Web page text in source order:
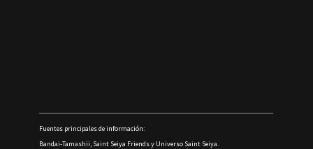
Fuentes principales de información:
Bandai-Tamashii, Saint Seiya Friends y Universo Saint Seiya.